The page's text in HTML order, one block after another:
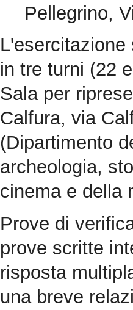
Pellegrino,
in tre turni (22
Sala per
Calfura, via
(Dipartimento
archeologia,
cinema e della
Prove di
prove scritte
risposta
una breve